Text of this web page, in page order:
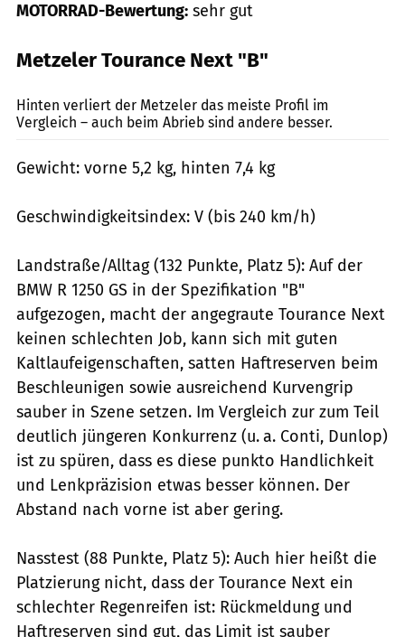
MOTORRAD-Bewertung: sehr gut
Metzeler Tourance Next "B"
Hinten verliert der Metzeler das meiste Profil im
Vergleich – auch beim Abrieb sind andere besser.
Gewicht: vorne 5,2 kg, hinten 7,4 kg
Geschwindigkeitsindex: V (bis 240 km/h)
Landstraße/Alltag (132 Punkte, Platz 5): Auf der
BMW R 1250 GS in der Spezifikation "B"
aufgezogen, macht der angegraute Tourance Next
keinen schlechten Job, kann sich mit guten
Kaltlaufeigenschaften, satten Haftreserven beim
Beschleunigen sowie ausreichend Kurvengrip
sauber in Szene setzen. Im Vergleich zur zum Teil
deutlich jüngeren Konkurrenz (u. a. Conti, Dunlop)
ist zu spüren, dass es diese punkto Handlichkeit
und Lenkpräzision etwas besser können. Der
Abstand nach vorne ist aber gering.
Nasstest (88 Punkte, Platz 5): Auch hier heißt die
Platzierung nicht, dass der Tourance Next ein
schlechter Regenreifen ist: Rückmeldung und
Haftreserven sind gut, das Limit ist sauber